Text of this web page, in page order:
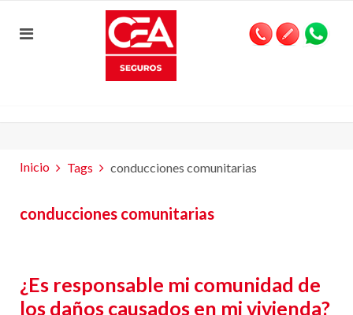
Inicio Tags conducciones comunitarias
conducciones comunitarias
¿Es responsable mi comunidad de
los daños causados en mi vivienda?